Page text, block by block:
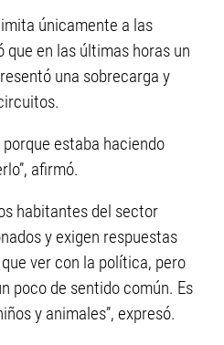
únicamente a las
en las últimas horas un
una sobrecarga y
porque estaba haciendo
afirmó.
habitantes del sector
y exigen respuestas
ver con la política, pero
poco de sentido común. Es
y animales”, expresó.